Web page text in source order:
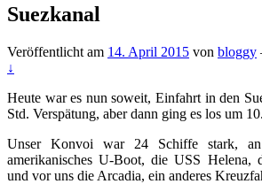
Suezkanal
Veröffentlicht am 14. April 2015 von bloggy
↓
Heute war es nun soweit, Einfahrt in den
Std. Verspätung, aber dann ging es los um
Unser Konvoi war 24 Schiffe stark,
amerikanisches U-Boot, die USS Helena,
und vor uns die Arcadia, ein anderes